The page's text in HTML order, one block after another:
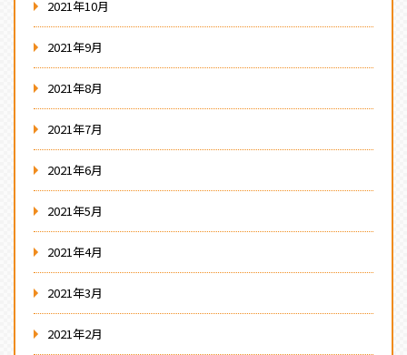
2021年10月
2021年9月
2021年8月
2021年7月
2021年6月
2021年5月
2021年4月
2021年3月
2021年2月